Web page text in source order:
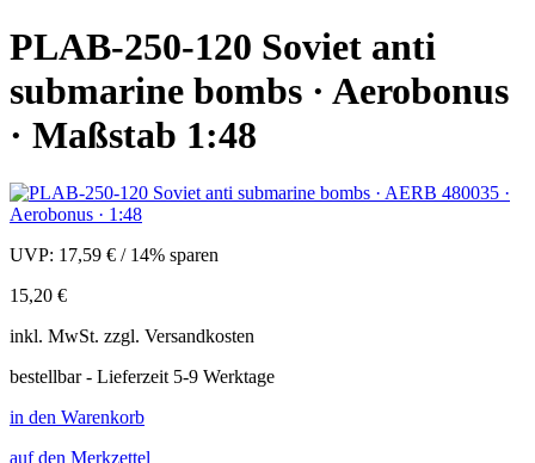
PLAB-250-120 Soviet anti
submarine bombs · Aerobonus
· Maßstab 1:48
UVP: 17,59 € / 14% sparen
15,20 €
inkl. MwSt. zzgl. Versandkosten
bestellbar - Lieferzeit 5-9 Werktage
in den Warenkorb
auf den Merkzettel